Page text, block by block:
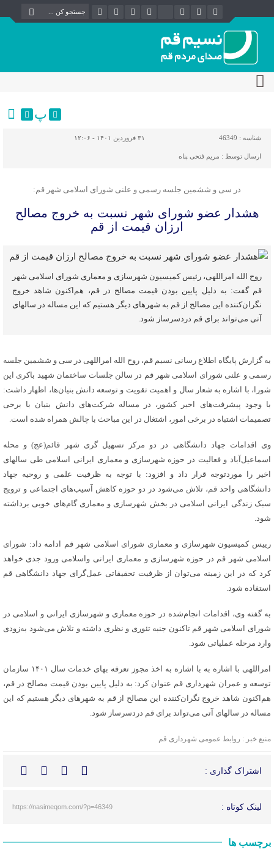
پ
شناسه : 46349 ۳۱ فروردین ۱۴۰۱ - ۱۲:۰۶
ارسال توسط : مریم فتحی پناه
در سی و ششمین جلسه رسمی و علنی شورای اسلامی شهر قم:
هشدار عضو شورای شهر نسبت به خروج مصالح
ارزان قیمت از قم
روح الله امراللهی، رئیس کمیسیون شهرسازی و معماری شورای اسلامی شهر
قم گفت: به دلیل پایین بودن قیمت مصالح در قم، هم‌اکنون شاهد خروج
نگران‌کننده این مصالح از قم به شهرهای دیگر هستیم که این مساله در سالهای
آتی می‌تواند برای قم دردسرساز شود.
به گزارش پایگاه اطلاع رسانی نسیم قم، روح الله امراللهی در سی و ششمین جلسه
رسمی و علنی شورای اسلامی شهر قم در سالن جلسات ساختمان شهید باکری این
شورا، با اشاره به شعار سال و اهمیت تقویت و توسعه دانش بنیان‌ها، اظهار داشت:
با وجود پیشرفت‌های اخیر کشور، در مساله شرکت‌های دانش بنیان با برخی
تصمیمات اشتباه در برخی امور، اشتغال در این مباحث با چالش همراه شده است.
وی اقدامات جهاد دانشگاهی در دو مرکز تسهیل گری شهر قائم(عج) و محله
اسماعیل‌آباد و فعالیت در حوزه شهرسازی و معماری ایرانی اسلامی طی سالهای
اخیر را موردتوجه قرار داد و افزود: با توجه به ظرفیت علمی و روحیه جهاد
دانشگاهی واحد قم، تلاش می‌شود در دو حوزه کاهش آسیب‌های اجتماعی و ترویج
سبک زندگی ایرانی اسلامی در بخش شهرسازی و معماری گام‌های خوبی برداشته
شود.
رییس کمیسیون شهرسازی و معماری شورای اسلامی شهر قم ادامه داد: شورای
اسلامی شهر قم در حوزه شهرسازی و معماری ایرانی واسلامی ورود جدی خواهد
کرد که در این زمینه می‌توان از ظرفیت تحقیقاتی عمل‌گرای جهاد دانشگاهی قم
استفاده شود.
به گفته وی، اقدامات انجام‌شده در حوزه معماری و شهرسازی ایرانی و اسلامی در
شورای اسلامی شهر قم تاکنون جنبه تئوری و نظری داشته و تلاش می‌شود به‌زودی
وارد مرحله عملیاتی شود.
امراللهی با اشاره به با اشاره به اخذ مجوز تعرفه بهای خدمات سال ۱۴۰۱ سازمان
توسعه و عمران شهرداری قم عنوان کرد: به دلیل پایین بودن قیمت مصالح در قم،
هم‌اکنون شاهد خروج نگران‌کننده این مصالح از قم به شهرهای دیگر هستیم که این
مساله در سالهای آتی می‌تواند برای قم دردسرساز شود.
منبع خبر : روابط عمومی شهرداری قم
اشتراک گذاری :
لینک کوتاه : https://nasimeqom.com/?p=46349
برچسب ها